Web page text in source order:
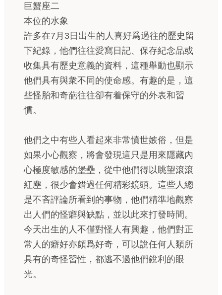
巨蟹座二
本位的水象
許多在7月3日出生的人喜好爲過往的歷史留
下紀錄，他們往往愛寫日記、保存紀念品或
收集具有歷史意義的資料，這種舉動也顯示
他們具有與衆不同的使命感。有趣的是，這
些怪胎和奇葩往往卻有着保守的外表和習
慣。
他們之中有些人看起來非常憤世嫉俗，但是
如果小心觀察，將會發現這只是用來隱藏內
心極度敏感的堡壘，從中他們得以眺望滾滾
紅塵，很少會錯過任何精彩鏡頭。這些人總
是不吝評論所看到的事物，他們精準地觀察
出人們的怪癖與缺點，並以此來打發時間。
今天出生的人不僅對怪人有興趣，他們對正
常人的癖好亦頗爲好奇，可以說任何人類所
具有的奇怪習性，都逃不過他們銳利的眼
光。